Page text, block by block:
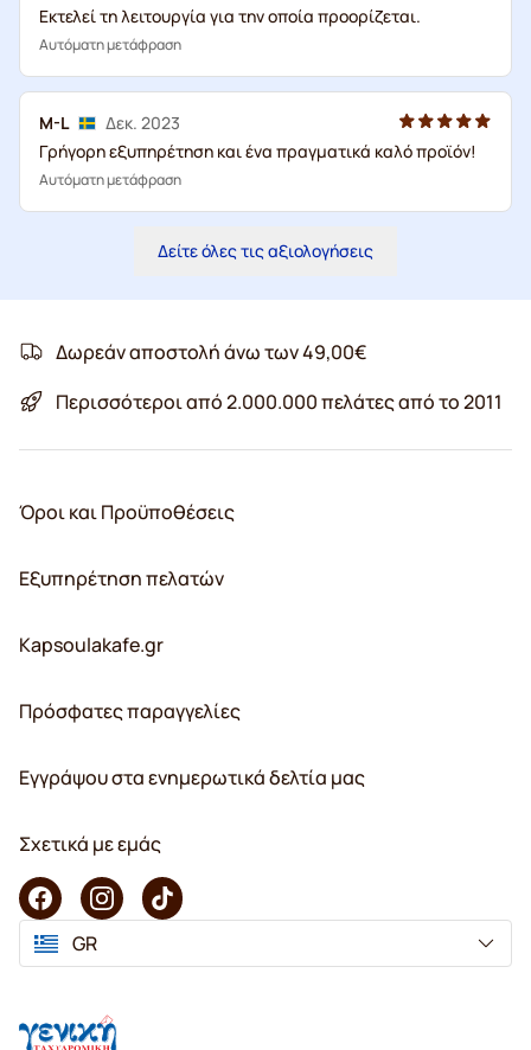
Εκτελεί τη λειτουργία για την οποία προορίζεται.
Αυτόματη μετάφραση
M-L
Δεκ. 2023
Γρήγορη εξυπηρέτηση και ένα πραγματικά καλό προϊόν!
Αυτόματη μετάφραση
Δείτε όλες τις αξιολογήσεις
Δωρεάν αποστολή άνω των 49,00€
Περισσότεροι από 2.000.000 πελάτες από το 2011
Όροι και Προϋποθέσεις
Εξυπηρέτηση πελατών
Kapsoulakafe.gr
Πρόσφατες παραγγελίες
Εγγράψου στα ενημερωτικά δελτία μας
Σχετικά με εμάς
GR